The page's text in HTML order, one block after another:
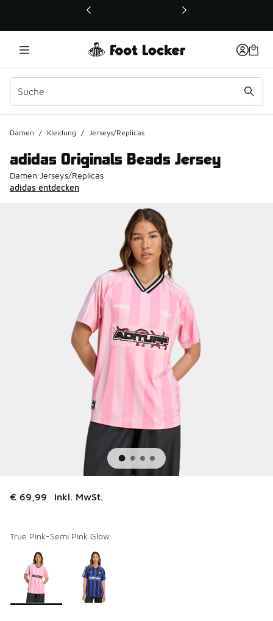
Dieser Link öffnet sich in einem neuen Fenster
Damen / Kleidung / Jerseys/Replicas
adidas Originals Beads Jersey
Damen Jerseys/Replicas
adidas entdecken
€ 69,99 inkl. MwSt.
True Pink-Semi Pink Glow
Seite 1 von 1 zeigt die Farben 1 bis 2 von 2 an.
Bitte wählen Sie einen Stil aus